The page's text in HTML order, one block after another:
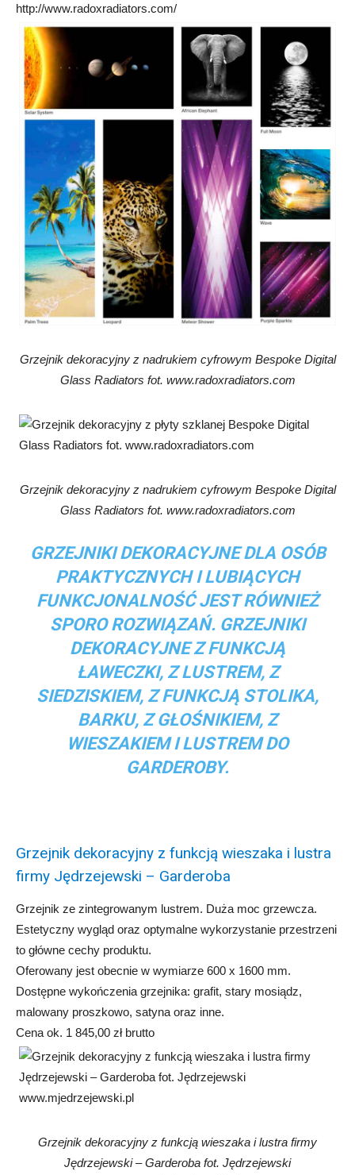
http://www.radoxradiators.com/
Grzejnik dekoracyjny z nadrukiem cyfrowym Bespoke Digital
Glass Radiators fot. www.radoxradiators.com
Grzejnik dekoracyjny z nadrukiem cyfrowym Bespoke Digital
Glass Radiators fot. www.radoxradiators.com
GRZEJNIKI DEKORACYJNE DLA OSÓB
PRAKTYCZNYCH I LUBIĄCYCH
FUNKCJONALNOŚĆ JEST RÓWNIEŻ
SPORO ROZWIĄZAŃ. GRZEJNIKI
DEKORACYJNE Z FUNKCJĄ
ŁAWECZKI, Z LUSTREM, Z
SIEDZISKIEM, Z FUNKCJĄ STOLIKA,
BARKU, Z GŁOŚNIKIEM, Z
WIESZAKIEM I LUSTREM DO
GARDEROBY.
Grzejnik dekoracyjny z funkcją wieszaka i lustra
firmy Jędrzejewski – Garderoba
Grzejnik ze zintegrowanym lustrem. Duża moc grzewcza.
Estetyczny wygląd oraz optymalne wykorzystanie przestrzeni
to główne cechy produktu.
Oferowany jest obecnie w wymiarze 600 x 1600 mm.
Dostępne wykończenia grzejnika: grafit, stary mosiądz,
malowany proszkowo, satyna oraz inne.
Cena ok. 1 845,00 zł brutto
Grzejnik dekoracyjny z funkcją wieszaka i lustra firmy
Jędrzejewski – Garderoba fot. Jędrzejewski